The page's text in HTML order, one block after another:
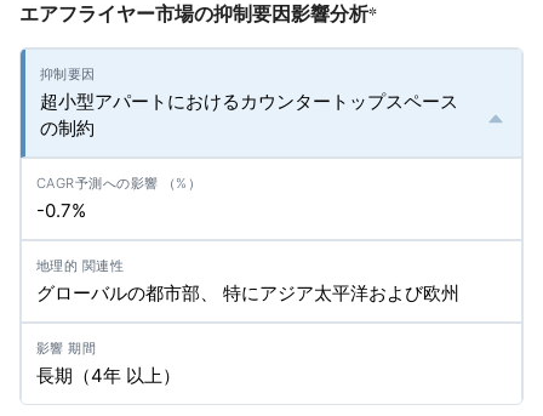
エアフライヤー市場の抑制要因影響分析*
超小型アパートにおけるカウンタートップスペース
の制約
-0.7%
グローバルの都市部、 特にアジア太平洋および欧州
長期（4年 以上）